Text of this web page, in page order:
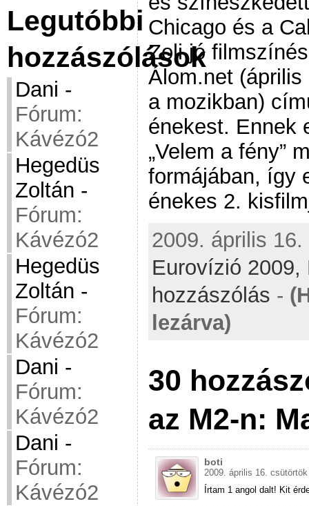
Legutóbbi
hozzászólások
Dani -
Fórum:
Kávézó2
Hegedüs
Zoltán -
Fórum:
Kávézó2
Hegedüs
Zoltán -
Fórum:
Kávézó2
Dani -
Fórum:
Kávézó2
Dani -
Fórum:
Kávézó2
Chicago és a
Zoli jó
Álom.net
a mozikban)
énekest. Ennek
„Velem a fény”
formájában, így
énekes 2.
2009. április
Eurovízió 2009,
hozzászólás -
lezárva)
30
az M2-n:
boti
2009. április 16.
Írtam 1 angol dalt! Kit